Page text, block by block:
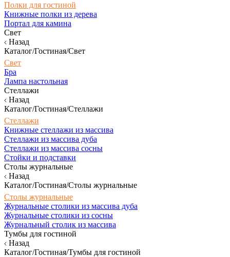
Полки для гостиной
Книжные полки из дерева
Портал для камина
Свет
Назад
Каталог/Гостиная/Свет
Свет
Бра
Лампа настольная
Стеллажи
Назад
Каталог/Гостиная/Стеллажи
Стеллажи
Книжные стеллажи из массива
Стеллажи из массива дуба
Стеллажи из массива сосны
Стойки и подставки
Столы журнальные
Назад
Каталог/Гостиная/Столы журнальные
Столы журнальные
Журнальные столики из массива дуба
Журнальные столики из сосны
Журнальный столик из массива
Тумбы для гостиной
Назад
Каталог/Гостиная/Тумбы для гостиной